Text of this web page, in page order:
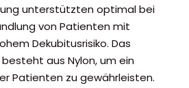
unterstützten optimal bei
von Patienten mit
Dekubitusrisiko. Das
aus Nylon, um ein
Patienten zu gewährleisten.